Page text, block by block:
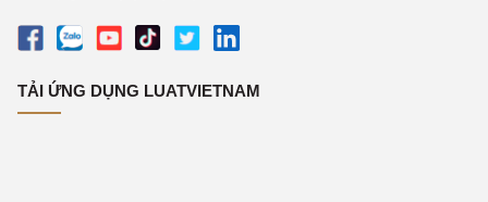
TẢI ỨNG DỤNG LUATVIETNAM